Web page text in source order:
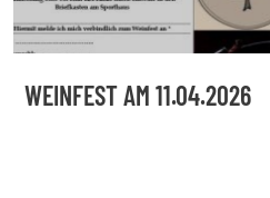
WEINFEST AM 11.04.2026